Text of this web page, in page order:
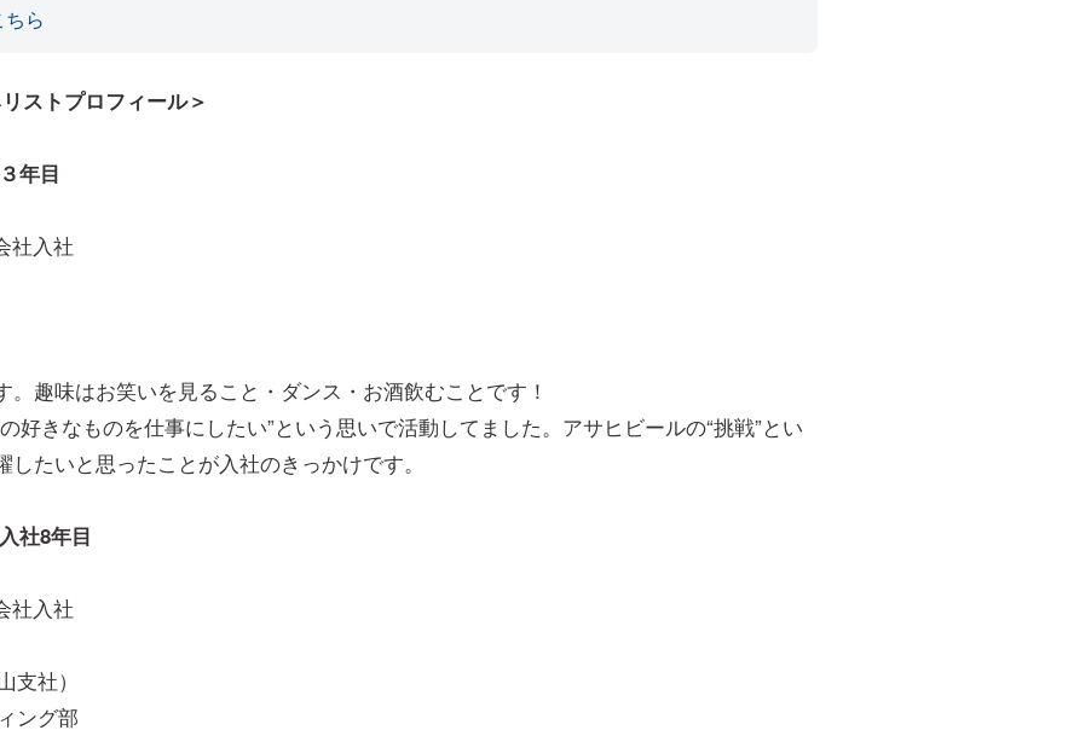
ら
ストプロフィール＞
年目
社入社
趣味はお笑いを見ること・ダンス・お酒飲むことです！
好きなものを仕事にしたい”という思いで活動してました。アサヒビールの“挑戦”とい
たいと思ったことが入社のきっかけです。
社8年目
社入社
支社）
ング部